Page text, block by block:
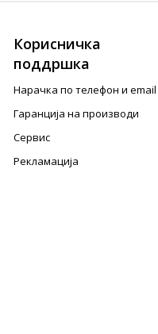
Корисничка
поддршка
Нарачка по телефон и еmail
Гаранција на производи
Сервис
Рекламација